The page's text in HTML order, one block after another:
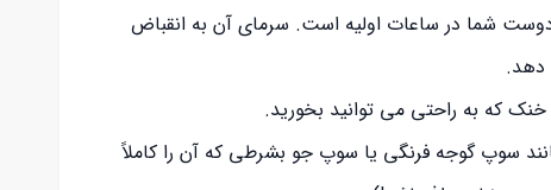
شما در ساعات اولیه است. سرمای آن به انقباض
دهد.
که به راحتی می توانید بخورید.
سوپ گوجه فرنگی یا سوپ جو بشرطی که آن را کاملاً